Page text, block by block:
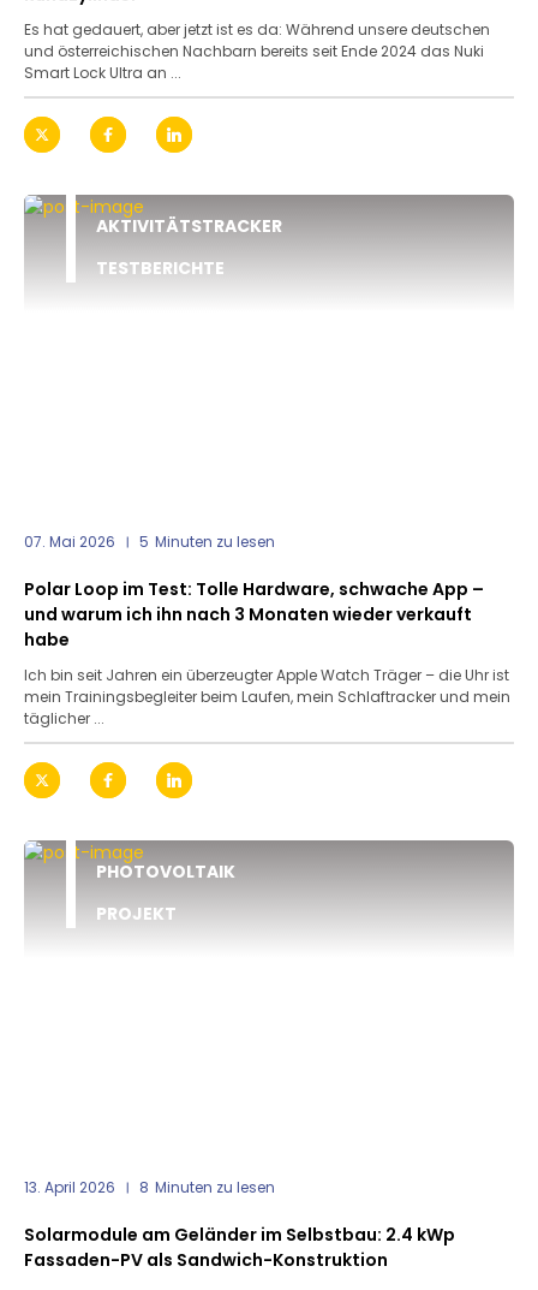
Es hat gedauert, aber jetzt ist es da: Während unsere deutschen
und österreichischen Nachbarn bereits seit Ende 2024 das Nuki
Smart Lock Ultra an ...
AKTIVITÄTSTRACKER
TESTBERICHTE
07. Mai 2026 5 Minuten zu lesen
Polar Loop im Test: Tolle Hardware, schwache App –
und warum ich ihn nach 3 Monaten wieder verkauft
habe
Ich bin seit Jahren ein überzeugter Apple Watch Träger – die Uhr ist
mein Trainingsbegleiter beim Laufen, mein Schlaftracker und mein
täglicher ...
PHOTOVOLTAIK
PROJEKT
13. April 2026 8 Minuten zu lesen
Solarmodule am Geländer im Selbstbau: 2.4 kWp
Fassaden-PV als Sandwich-Konstruktion